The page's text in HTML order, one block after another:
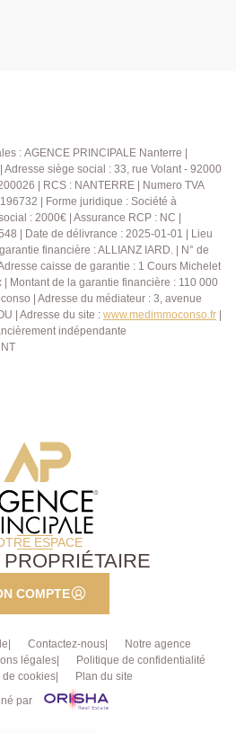
: AGENCE PRINCIPALE Nanterre |
Adresse siège social : 33, rue Volant - 92000
| RCS : NANTERRE | Numero TVA
| Forme juridique : Société à
: 2000€ | Assurance RCP : NC |
| Date de délivrance : 2025-01-01 | Lieu
financière : ALLIANZ IARD. | N° de
caisse de garantie : 1 Cours Michelet
Montant de la garantie financière : 110 000
| Adresse du médiateur : 3, avenue
| Adresse du site : www.medimmoconso.fr
indépendante
ESPACE
COMPTE
Contactez-nous
Notre agence
légales
Politique de confidentialité
de cookies
Plan du site
par